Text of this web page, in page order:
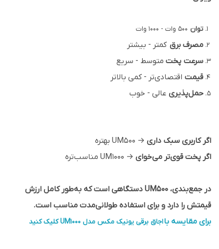
توان
مصرف برق کمتر - بیشتر
سرعت پخت متوسط - سریع
قیمت اقتصادی‌تر - کمی بالاتر
حمل‌پذیری عالی - خوب
اگر کاربری سبک داری → UM500 بهتره
اگر پخت قوی‌تر می‌خوای → UM1000 مناسب‌تره
در جمع‌بندی، UM500 دستگاهی است که به‌طور کامل ارزش
قیمتش را دارد و برای استفاده طولانی‌مدت مناسب است.
برای مقایسه بااجاق برقی یونیک مکس مدل UM1000 کلیک کنید